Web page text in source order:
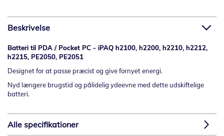
Beskrivelse
Batteri til PDA / Pocket PC - iPAQ h2100, h2200, h2210, h2212,
h2215, PE2050, PE2051
Designet for at passe præcist og give fornyet energi.
Nyd længere brugstid og pålidelig ydeevne med dette udskiftelige
batteri.
Alle specifikationer